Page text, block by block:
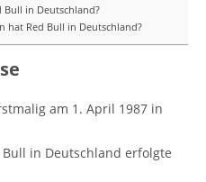
Bull in Deutschland?
hat Red Bull in Deutschland?
am 1. April 1987 in
in Deutschland erfolgte